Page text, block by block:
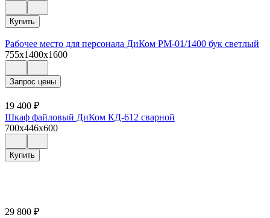
Купить
Рабочее место для персонала ДиКом РМ-01/1400 бук светлый
755x1400x1600
Запрос цены
19 400 ₽
Шкаф файловый ДиКом КД-612 сварной
700x446x600
Купить
29 800 ₽